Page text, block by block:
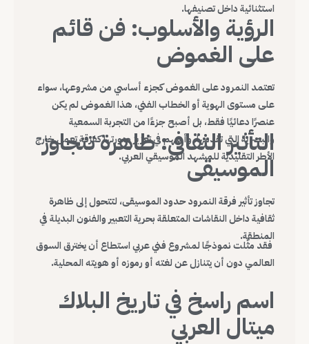
استثنائية داخل تصنيفها.
الرؤية والأسلوب: فن قائم
على الغموض
تعتمد النمرود على الغموض كجزء أساسي من مشروعها، سواء
على مستوى الهوية أو الخطاب الفني، هذا الغموض لم يكن
عنصرًا دعائيًا فقط، بل أصبح جزءًا من التجربة السمعية
والبصرية التي تقدمها، وأسهم في تعزيز صورتها كفرقة تعمل خارج
الأطر التقليدية للمشهد الموسيقي العربي.
التأثير الثقافي: ظاهرة تتجاوز
الموسيقى
تجاوز تأثير فرقة النمرود حدود الموسيقى، لتتحول إلى ظاهرة
ثقافية داخل النقاشات المتعلقة بحرية التعبير والفنون البديلة في
المنطقة.
فقد مثّلت نموذجًا لمشروع فني عربي استطاع أن يخترق السوق
العالمي دون أن يتنازل عن لغته أو رموزه أو هويته المحلية.
اسم راسخ في تاريخ البلاك
ميتال العربي